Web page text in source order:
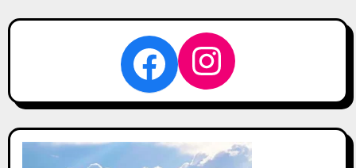
Facebook